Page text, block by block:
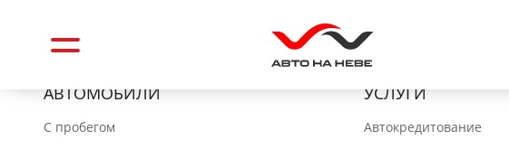
АВТОМОБИЛИ
C пробегом
УСЛУГИ
Автокредитование